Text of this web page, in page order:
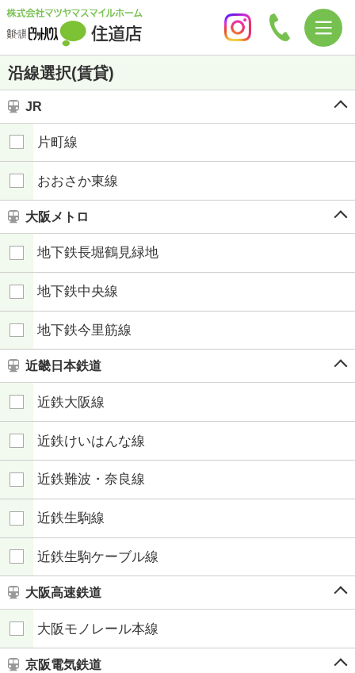
沿線選択(賃貸)
JR
片町線
おおさか東線
大阪メトロ
地下鉄長堀鶴見緑地
地下鉄中央線
地下鉄今里筋線
近畿日本鉄道
近鉄大阪線
近鉄けいはんな線
近鉄難波・奈良線
近鉄生駒線
近鉄生駒ケーブル線
大阪高速鉄道
大阪モノレール本線
京阪電気鉄道